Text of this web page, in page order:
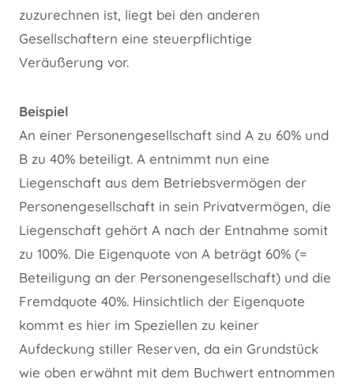
zuzurechnen ist, liegt bei den anderen
Gesellschaftern eine steuerpflichtige
Veräußerung vor.
Beispiel
An einer Personengesellschaft sind A zu 60% und
B zu 40% beteiligt. A entnimmt nun eine
Liegenschaft aus dem Betriebsvermögen der
Personengesellschaft in sein Privatvermögen, die
Liegenschaft gehört A nach der Entnahme somit
zu 100%. Die Eigenquote von A beträgt 60% (=
Beteiligung an der Personengesellschaft) und die
Fremdquote 40%. Hinsichtlich der Eigenquote
kommt es hier im Speziellen zu keiner
Aufdeckung stiller Reserven, da ein Grundstück
wie oben erwähnt mit dem Buchwert entnommen